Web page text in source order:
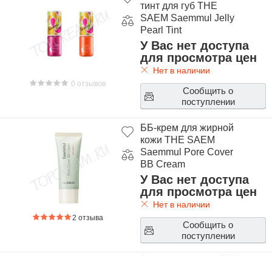
0 отзывов
тинт для губ THE
SAEM Saemmul Jelly
Pearl Tint
У Вас нет доступа
для просмотра цен
Нет в наличии
Сообщить о
поступлении
2 отзыва
ББ-крем для жирной
кожи THE SAEM
Saemmul Pore Cover
BB Cream
У Вас нет доступа
для просмотра цен
Нет в наличии
Сообщить о
поступлении